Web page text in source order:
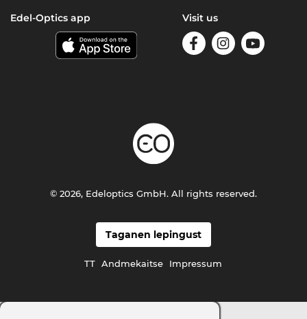
Edel-Optics app Visit us
Taganen lepingust
TT Andmekaitse Impressum
© 2026, Edeloptics GmbH. All rights reserved.